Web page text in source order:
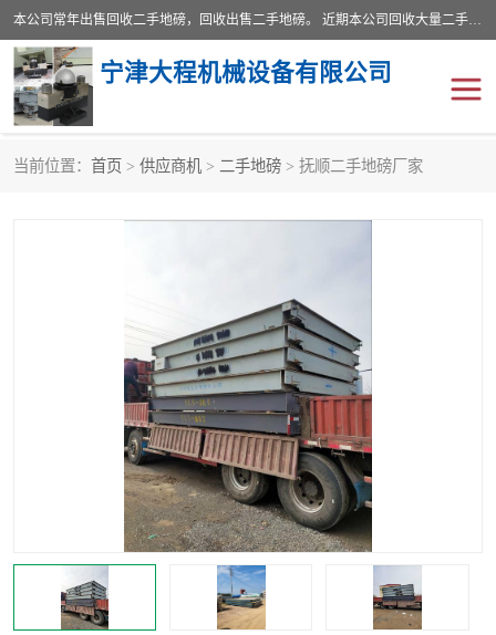
本公司常年出售回收二手地磅，回收出售二手地磅。 近期本公司回收大量二手地磅，型号齐全，宽度从2米到3.5米，长度5米到25米，承重吨位从10到200吨，成色7—9成新。 ? 使用年限6个月至2年，产品来源于个人闲置品，工矿企业停用品，因小换大而来。 精准度和新的一样， 二手地磅是内行人的选择，打个电话就省钱朋友您好等什么
宁津大程机械设备有限公司
当前位置： 首页 > 供应商机 > 二手地磅 > 抚顺二手地磅厂家
食品烘干机
装载机电子秤 输送机
半自动输送机 全自动输送机
食品螺旋塔
木材撕碎机
塑料撕碎机